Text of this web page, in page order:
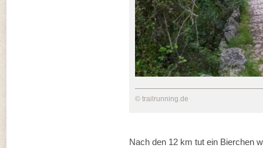
© trailrunning.de
Nach den 12 km tut ein Bierchen